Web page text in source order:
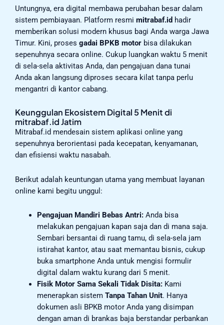
Untungnya, era digital membawa perubahan besar dalam
sistem pembiayaan. Platform resmi mitrabaf.id hadir
memberikan solusi modern khusus bagi Anda warga Jawa
Timur. Kini, proses gadai BPKB motor bisa dilakukan
sepenuhnya secara online. Cukup luangkan waktu 5 menit
di sela-sela aktivitas Anda, dan pengajuan dana tunai
Anda akan langsung diproses secara kilat tanpa perlu
mengantri di kantor cabang.
Keunggulan Ekosistem Digital 5 Menit di
mitrabaf.id Jatim
Mitrabaf.id mendesain sistem aplikasi online yang
sepenuhnya berorientasi pada kecepatan, kenyamanan,
dan efisiensi waktu nasabah.
Berikut adalah keuntungan utama yang membuat layanan
online kami begitu unggul:
Pengajuan Mandiri Bebas Antri:Anda bisa
melakukan pengajuan kapan saja dan di mana saja.
Sembari bersantai di ruang tamu, di sela-sela jam
istirahat kantor, atau saat memantau bisnis, cukup
buka smartphone Anda untuk mengisi formulir
digital dalam waktu kurang dari 5 menit.
Fisik Motor Sama Sekali Tidak Disita:Kami
menerapkan sistem Tanpa Tahan Unit. Hanya
dokumen asli BPKB motor Anda yang disimpan
dengan aman di brankas baja berstandar perbankan